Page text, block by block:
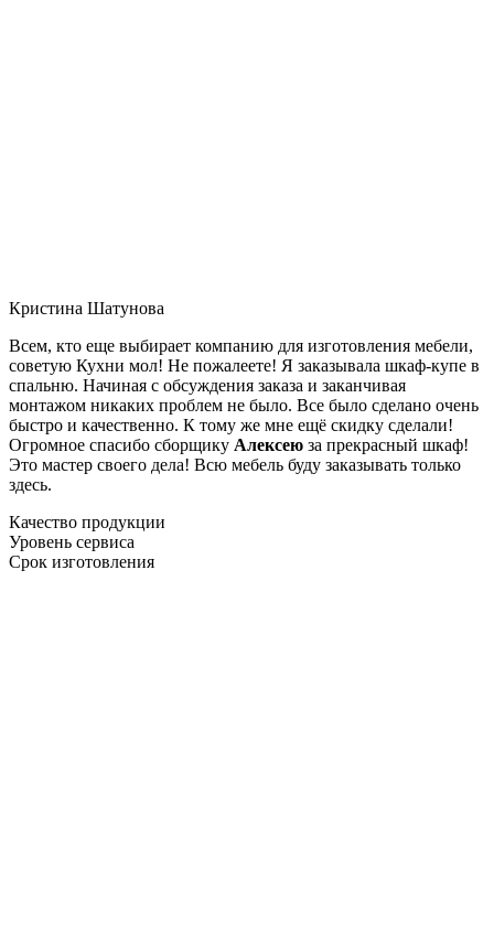
Кристина Шатунова
Всем, кто еще выбирает компанию для изготовления мебели,
советую Кухни мол! Не пожалеете! Я заказывала шкаф-купе в
спальню. Начиная с обсуждения заказа и заканчивая
монтажом никаких проблем не было. Все было сделано очень
быстро и качественно. К тому же мне ещё скидку сделали!
Огромное спасибо сборщику Алексею за прекрасный шкаф!
Это мастер своего дела! Всю мебель буду заказывать только
здесь.
Качество продукции
Уровень сервиса
Срок изготовления